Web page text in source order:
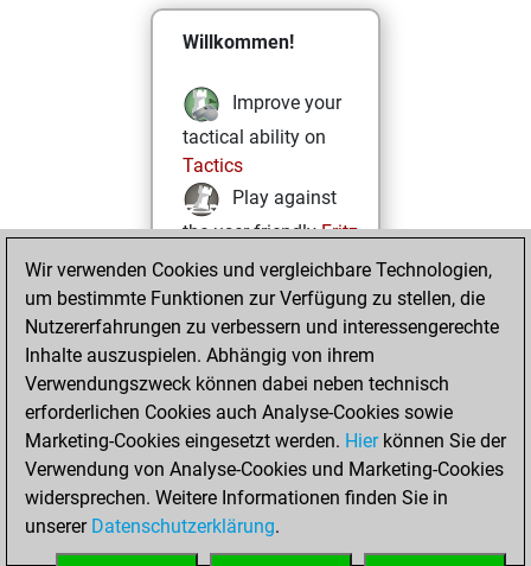
Willkommen!
Improve your
tactical ability on
Tactics
Play against
the user friendlyFritz
Test and
improve your
openings knowledge
onMyMoves
Play and
follow your friends'
games on Play
Solve some
beautiful and
Wir verwenden Cookies und vergleichbare Technologien,
um bestimmte Funktionen zur Verfügung zu stellen, die
Nutzererfahrungen zu verbessern und interessengerechte
Inhalte auszuspielen. Abhängig von ihrem
Verwendungszweck können dabei neben technisch
erforderlichen Cookies auch Analyse-Cookies sowie
Marketing-Cookies eingesetzt werden. Hierkönnen Sie der
Verwendung von Analyse-Cookies und Marketing-Cookies
widersprechen. Weitere Informationen finden Sie in
unserer Datenschutzerklärung.